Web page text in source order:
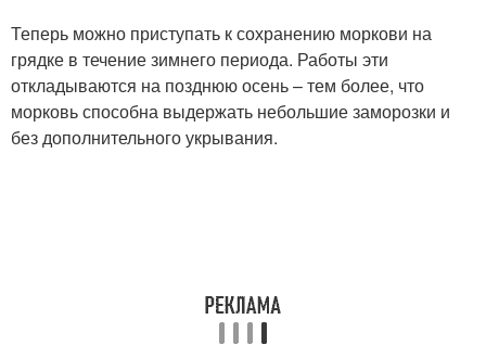
Теперь можно приступать к сохранению моркови на
грядке в течение зимнего периода. Работы эти
откладываются на позднюю осень – тем более, что
морковь способна выдержать небольшие заморозки и
без дополнительного укрывания.